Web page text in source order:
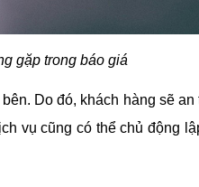
gặp trong báo giá
Do đó, khách hàng sẽ
vụ cũng có thể chủ động